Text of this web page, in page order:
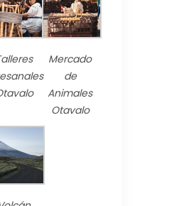
Mercado
de
Animales
Otavalo